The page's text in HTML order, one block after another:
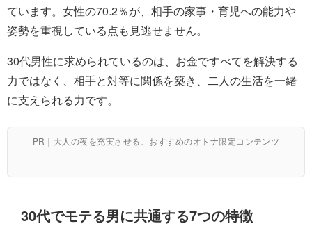
ています。女性の70.2％が、相手の家事・育児への能力や
姿勢を重視している点も見逃せません。
30代男性に求められているのは、お金ですべてを解決する
力ではなく、相手と対等に関係を築き、二人の生活を一緒
に支えられる力です。
PR｜大人の夜を充実させる、おすすめのオトナ限定コンテンツ
30代でモテる男に共通する7つの特徴